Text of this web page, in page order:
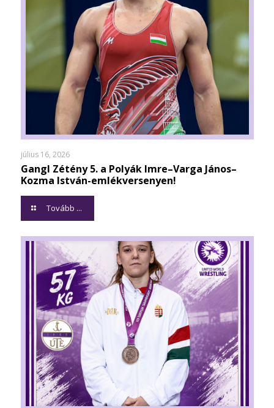
július 16, 2026
Gangl Zétény 5. a Polyák Imre–Varga János–
Kozma István-emlékversenyen!
Tovább ...